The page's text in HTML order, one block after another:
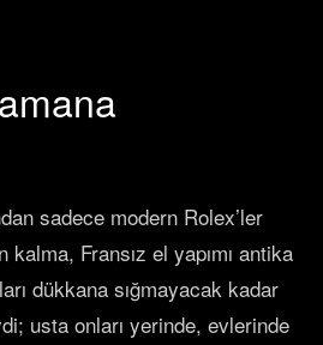
sadece modern Rolex’ler
kalma, Fransız el yapımı antika
dükkana sığmayacak kadar
usta onları yerinde, evlerinde